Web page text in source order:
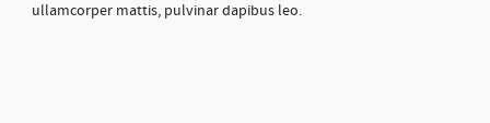
ullamcorper mattis, pulvinar dapibus leo.